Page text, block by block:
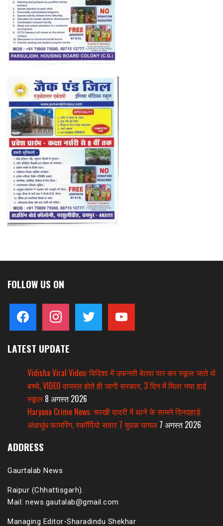
FOLLOW US ON
facebook instagram twitter youtube
LATEST UPDATE
Vidisha Viral Video: विदिशा में उफनती बेतवा पार कर स्कूल जाते थे
बच्चे, VIDEO वायरल होते ही जागी सरकार, 3 दिन में मिला नया हाई
स्कूल 8 अगस्त 2026
Haryana Crime News: चरखी दादरी में थाने के सामने दिनदहाड़े
अंधाधुंध फायरिंग, स्कॉर्पियो सवार 7 युवक घायल 7 अगस्त 2026
ADDRESS
Gaurtalab News
Raipur (Chhattisgarh).
Mail: news.gautalab@gmail.com
Managing Editor-Sharadindu Shekhar